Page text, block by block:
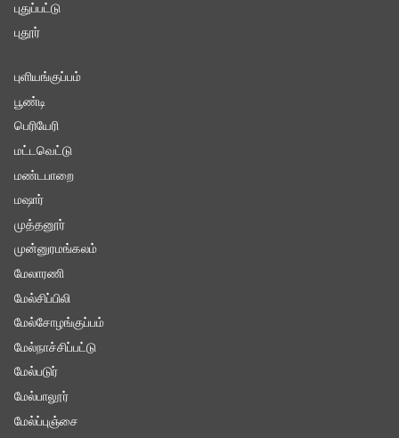
புதுப்பட்டு
புதூர்
புளியங்குப்பம்
பூண்டி
பெரியேரி
மட்டவெட்டு
மண்டபாறை
மஷார்
முத்தனூர்
முன்னுரமங்கலம்
மேலாரணி
மேல்சிப்பிலி
மேல்சோழங்குப்பம்
மேல்நாச்சிப்பட்டு
மேல்படுர்
மேல்பாலூர்
மேல்ப்புஞ்சை